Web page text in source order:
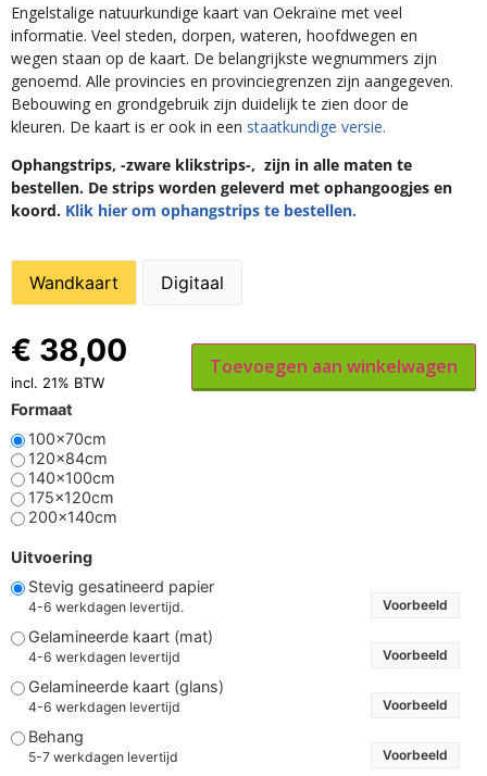
Engelstalige natuurkundige kaart van Oekraïne met veel
informatie. Veel steden, dorpen, wateren, hoofdwegen en
wegen staan op de kaart. De belangrijkste wegnummers zijn
genoemd. Alle provincies en provinciegrenzen zijn aangegeven.
Bebouwing en grondgebruik zijn duidelijk te zien door de
kleuren. De kaart is er ook in een staatkundige versie.
Ophangstrips, -zware klikstrips-, zijn in alle maten te
bestellen. De strips worden geleverd met ophangoogjes en
koord. Klik hier om ophangstrips te bestellen.
Wandkaart Digitaal
Formaat
100x70cm
120x84cm
140x100cm
175x120cm
200x140cm
Uitvoering
Stevig gesatineerd papier
4-6 werkdagen levertijd. Voorbeeld
Gelamineerde kaart (mat)
4-6 werkdagen levertijd Voorbeeld
Gelamineerde kaart (glans)
4-6 werkdagen levertijd Voorbeeld
Behang
5-7 werkdagen levertijd Voorbeeld
€ 38,00
incl. 21% BTW
Toevoegen aan winkelwagen